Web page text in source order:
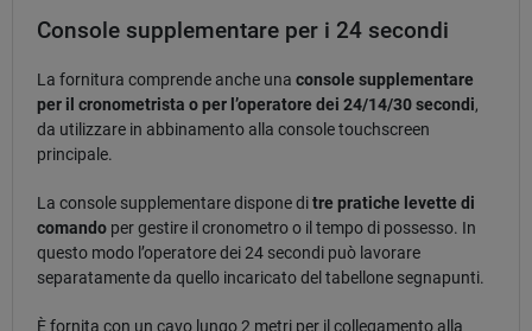
Console supplementare per i 24 secondi
La fornitura comprende anche una console supplementare
per il cronometrista o per l’operatore dei 24/14/30 secondi,
da utilizzare in abbinamento alla console touchscreen
principale.
La console supplementare dispone ditre pratiche levette di
comando per gestire il cronometro o il tempo di possesso. In
questo modo l’operatore dei 24 secondi può lavorare
separatamente da quello incaricato del tabellone segnapunti.
È fornita con un cavo lungo 2 metri per il collegamento alla